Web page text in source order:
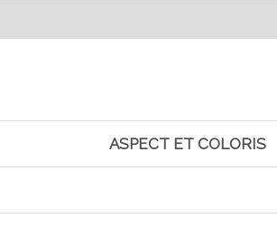
ASPECT ET COLORIS